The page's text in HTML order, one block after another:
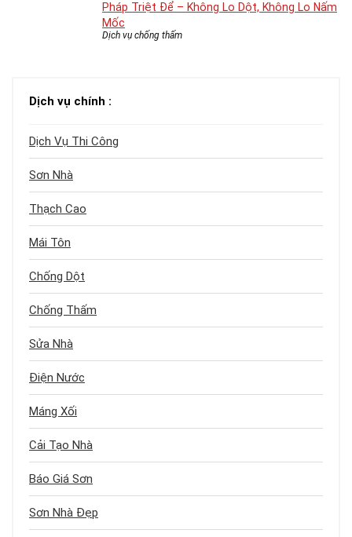
Pháp Triệt Để – Không Lo Dột, Không Lo Nấm
Mốc
Dịch vụ chống thấm
Dịch vụ chính :
Dịch Vụ Thi Công
Sơn Nhà
Thạch Cao
Mái Tôn
Chống Dột
Chống Thấm
Sửa Nhà
Điện Nước
Máng Xối
Cải Tạo Nhà
Báo Giá Sơn
Sơn Nhà Đẹp